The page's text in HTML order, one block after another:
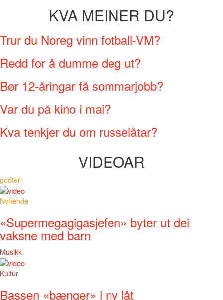
KVA MEINER DU?
Trur du Noreg vinn fotball-VM?
Redd for å dumme deg ut?
Bør 12-åringar få sommarjobb?
Var du på kino i mai?
Kva tenkjer du om russelåtar?
VIDEOAR
godteri
Nyhende
«Supermegagigasjefen» byter ut dei
vaksne med barn
Musikk
Kultur
Bassen «bænger» i ny låt